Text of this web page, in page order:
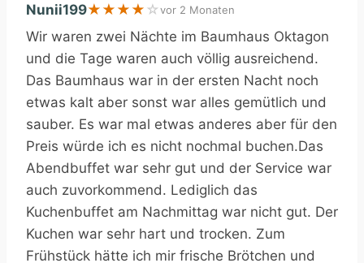
Nunii199★ ★ ★ ★ ☆vor 2 Monaten
Wir waren zwei Nächte im Baumhaus Oktagon
und die Tage waren auch völlig ausreichend.
Das Baumhaus war in der ersten Nacht noch
etwas kalt aber sonst war alles gemütlich und
sauber. Es war mal etwas anderes aber für den
Preis würde ich es nicht nochmal buchen.Das
Abendbuffet war sehr gut und der Service war
auch zuvorkommend. Lediglich das
Kuchenbuffet am Nachmittag war nicht gut. Der
Kuchen war sehr hart und trocken. Zum
Frühstück hätte ich mir frische Brötchen und